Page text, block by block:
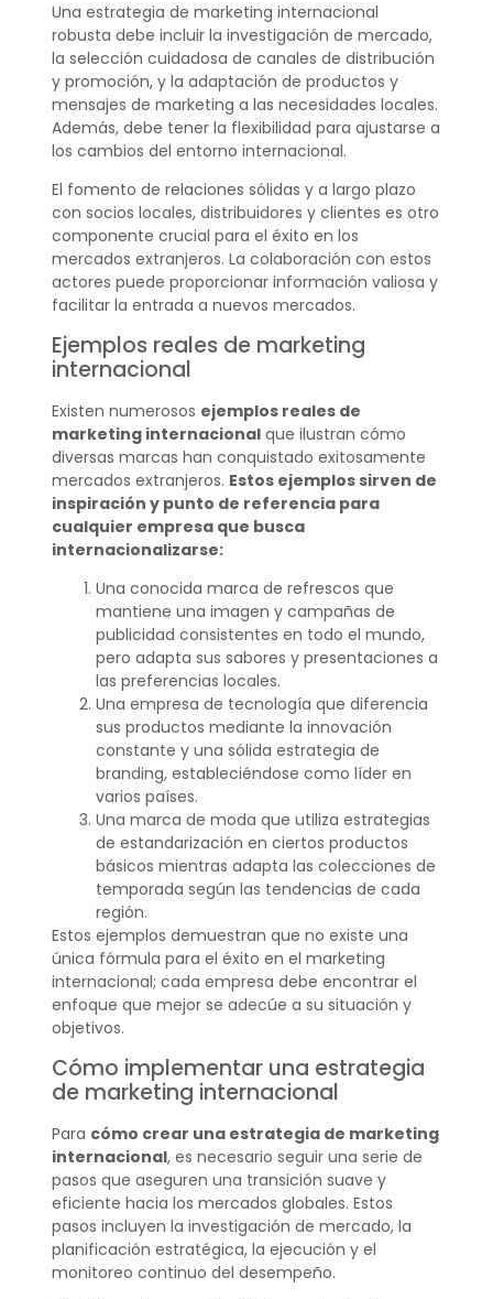
Una estrategia de marketing internacional
robusta debe incluir la investigación de mercado,
la selección cuidadosa de canales de distribución
y promoción, y la adaptación de productos y
mensajes de marketing a las necesidades locales.
Además, debe tener la flexibilidad para ajustarse a
los cambios del entorno internacional.
El fomento de relaciones sólidas y a largo plazo
con socios locales, distribuidores y clientes es otro
componente crucial para el éxito en los
mercados extranjeros. La colaboración con estos
actores puede proporcionar información valiosa y
facilitar la entrada a nuevos mercados.
Ejemplos reales de marketing
internacional
Existen numerosos ejemplos reales de
marketing internacionalque ilustran cómo
diversas marcas han conquistado exitosamente
mercados extranjeros. Estos ejemplos sirven de
inspiración y punto de referencia para
cualquier empresa que busca
internacionalizarse:
Una conocida marca de refrescos que
mantiene una imagen y campañas de
publicidad consistentes en todo el mundo,
pero adapta sus sabores y presentaciones a
las preferencias locales.
Una empresa de tecnología que diferencia
sus productos mediante la innovación
constante y una sólida estrategia de
branding, estableciéndose como líder en
varios países.
Una marca de moda que utiliza estrategias
de estandarización en ciertos productos
básicos mientras adapta las colecciones de
temporada según las tendencias de cada
región.
Estos ejemplos demuestran que no existe una
única fórmula para el éxito en el marketing
internacional; cada empresa debe encontrar el
enfoque que mejor se adecúe a su situación y
objetivos.
Cómo implementar una estrategia
de marketing internacional
Para cómo crear una estrategia de marketing
internacional, es necesario seguir una serie de
pasos que aseguren una transición suave y
eficiente hacia los mercados globales. Estos
pasos incluyen la investigación de mercado, la
planificación estratégica, la ejecución y el
monitoreo continuo del desempeño.